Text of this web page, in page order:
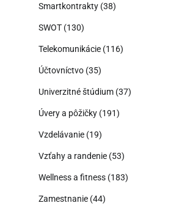
Smartkontrakty (38)
SWOT (130)
Telekomunikácie (116)
Účtovníctvo (35)
Univerzitné štúdium (37)
Úvery a pôžičky (191)
Vzdelávanie (19)
Vzťahy a randenie (53)
Wellness a fitness (183)
Zamestnanie (44)